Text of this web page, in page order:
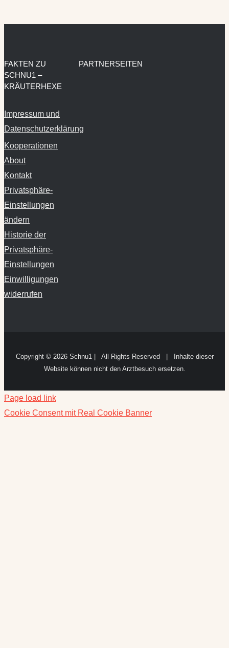
FAKTEN ZU
SCHNU1 –
KRÄUTERHEXE
Impressum und
Datenschutzerklärung
Kooperationen
About
Kontakt
Privatsphäre-
Einstellungen
ändern
Historie der
Privatsphäre-
Einstellungen
Einwilligungen
widerrufen
PARTNERSEITEN
Copyright © 2026 Schnu1 | All Rights Reserved | Inhalte dieser
Website können nicht den Arztbesuch ersetzen.
Page load link
Cookie Consent mit Real Cookie Banner